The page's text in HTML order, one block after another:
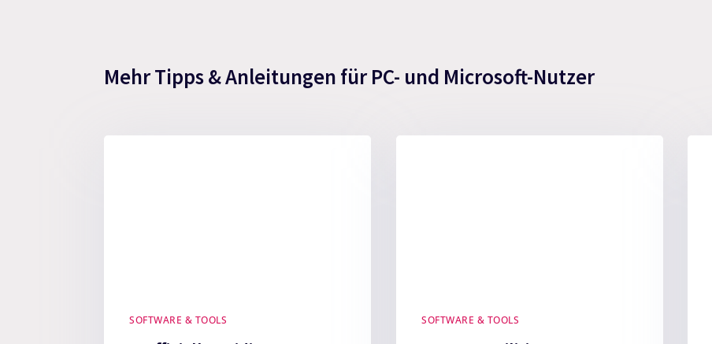
Mehr Tipps & Anleitungen für PC- und Microsoft-Nutzer
SOFTWARE & TOOLS SOFTWARE & TOOLS